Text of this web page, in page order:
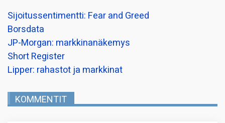
Sijoitussentimentti: Fear and Greed
Borsdata
JP-Morgan: markkinanäkemys
Short Register
Lipper: rahastot ja markkinat
KOMMENTIT